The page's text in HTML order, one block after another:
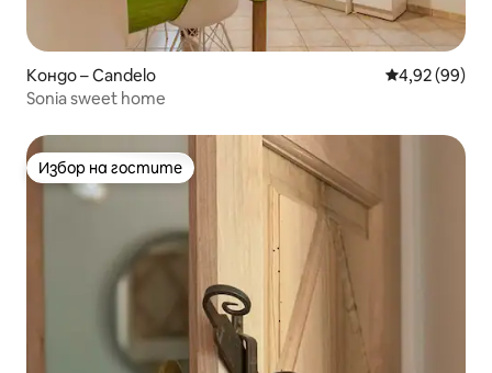
Кондо – Candelo Средна
4,92 (99)
Sonia sweet home
Избор на гостите
Избор на гостите